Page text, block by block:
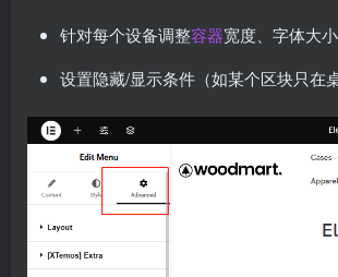
针对每个设备调整容器宽度、字体大
设置隐藏/显示条件（如某个区块只在